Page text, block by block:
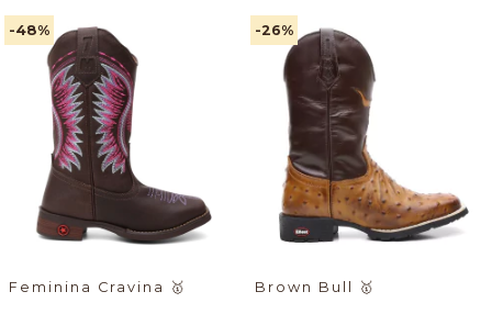
-48%
Feminina Cravina 🥇
-26%
Brown Bull 🥇